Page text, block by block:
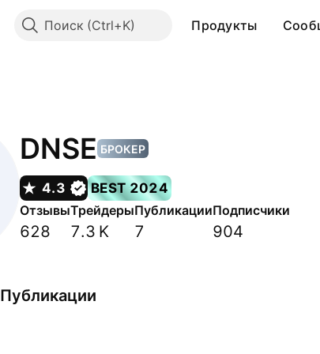
Поиск Продукты
DNSE БРОКЕР
4.3
BEST 2024
Отзывы
628
Трейдеры
7.3 K
Публикации
7
Подписчики
904
Публикации